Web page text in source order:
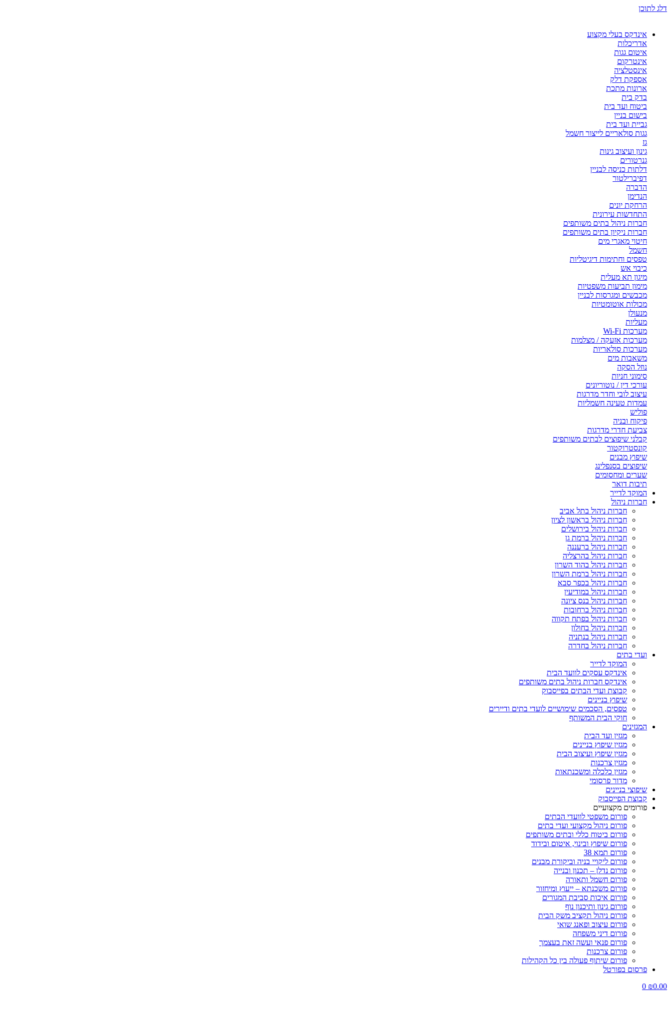
דלג לתוכן
אינדקס בעלי מקצוע
אדריכלות
איטום גגות
אינטרקום
אינסטלציה
אספקת דלק
ארונות מתכת
בדק בית
ביטוח ועד בית
בישום בניין
גביית ועד בית
גגות סולאריים לייצור חשמל
גז
גינון ועיצוב גינות
גנרטורים
דלתות כניסה לבניין
דפיברילטור
הדברה
הנדימן
הרחקת יונים
התחדשות עירונית
חברות ניהול בתים משותפים
חברות ניקיון בתים משותפים
חיטוי מאגרי מים
חשמל
טפסים וחתימות דיגיטליות
כיבוי אש
מיגון תא מעלית
מימון תביעות משפטיות
מכבשים ומגרסות לבניין
מכולות אוטומטיות
מנעולן
מעליות
מערכות Wi-Fi
מערכות אזעקה / מצלמות
מערכות סולאריות
משאבות מים
נוזל הסקה
סימוני חניות
עורכי דין / נוטוריונים
עיצוב לובי וחדר מדרגות
עמדות טעינה חשמליות
פוליש
פיקוח ובניה
צביעת חדרי מדרגות
קבלני שיפוצים לבתים משותפים
קונסטרוקטור
שיפוץ מבנים
שיפוצים בסנפלינג
שערים ומחסומים
תיבות דואר
המוקד לדייר
חברות ניהול
חברות ניהול בתל אביב
חברות ניהול בראשון לציון
חברות ניהול בירושלים
חברות ניהול ברמת גן
חברות ניהול ברעננה
חברות ניהול בהרצליה
חברות ניהול בהוד השרון
חברות ניהול ברמת השרון
חברות ניהול בכפר סבא
חברות ניהול במודיעין
חברות ניהול בנס ציונה
חברות ניהול ברחובות
חברות ניהול בפתח תקווה
חברות ניהול בחולון
חברות ניהול בנתניה
חברות ניהול בחדרה
ועדי בתים
המוקד לדייר
אינדקס עסקים לוועד הבית
אינדקס חברות ניהול בתים משותפים
קבוצת ועדי הבתים בפייסבוק
שיפוץ בניינים
טפסים, הסכמים שימושיים לועדי בתים ודיירים
חוקי הבית המשותף
המגזינים
מגזין ועד הבית
מגזין שיפוץ בניינים
מגזין שיפוץ ועיצוב הבית
מגזין צרכנות
מגזין כלכלה ומשכנתאות
מדור פרסומי
שיפוצי בניינים
קבוצת הפייסבוק
פורומים מקצועיים
פורום משפטי לוועדי הבתים
פורום ניהול מקצועי ועדי בתים
פורום ביטוח כללי ובתים משותפים
פורום שיפוץ ובינוי, איטום ובידוד
פורום תמא 38
פורום ליקויי בניה וביקורת מבנים
פורום נדלן – תכנון ובנייה
פורום חשמל ותאורה
פורום משכנתא – ייעוץ ומיחזור
פורום איכות סביבת המגורים
פורום גינון ותיכנון נוף
פורום ניהול תקציב משק הבית
פורום עיצוב ופאנג שואי
פורום דיני משפחה
פורום פנאי ועשה זאת בעצמך
פורום צרכנות
פורום שיתוף פעולה בין כל הקהילות
פרסום בפורטל
₪0.00
0